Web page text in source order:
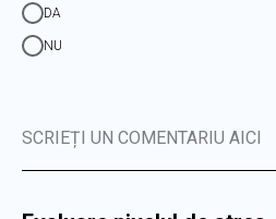
DA
NU
SCRIEȚI UN COMENTARIU AICI